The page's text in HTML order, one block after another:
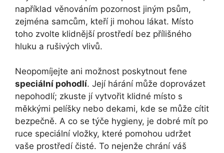
například věnováním pozornost jiným psům,
zejména samcům, kteří ji mohou lákat. Místo
toho zvolte klidnější prostředí bez přílišného
hluku a rušivých vlivů.
Neopomíjejte ani možnost poskytnout fene
speciální pohodlí. Její hárání může doprovázet
nepohodlí; zkuste jí vytvořit klidné místo s
měkkými pelíšky nebo dekami, kde se může cítit
bezpečně. A co se týče hygieny, je dobré mít po
ruce speciální vložky, které pomohou udržet
vaše prostředí čisté. To nejenže chrání váš